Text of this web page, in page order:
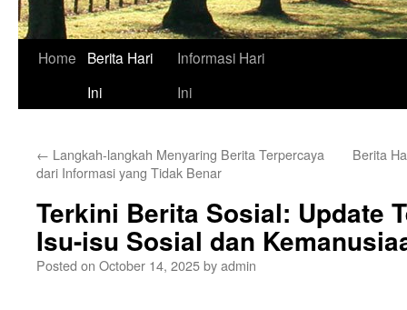
Home
Berita Hari
Ini
Informasi Hari
Ini
← Langkah-langkah Menyaring Berita Terpercaya
dari Informasi yang Tidak Benar
Berita
Terkini Berita Sosial: Update
Isu-isu Sosial dan
Posted on October 14, 2025byadmin